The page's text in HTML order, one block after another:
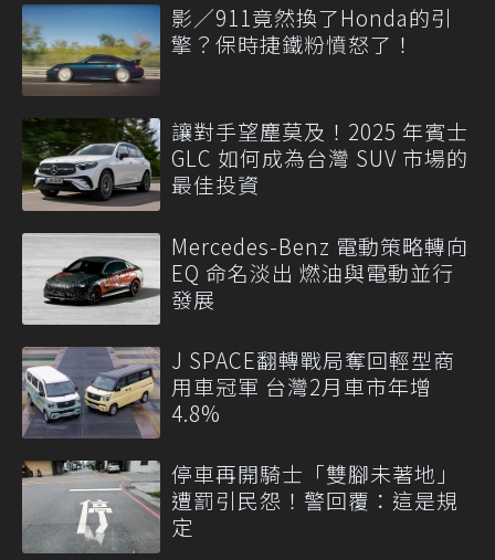
影／911竟然換了Honda的引
擎？保時捷鐵粉憤怒了！
讓對手望塵莫及！2025 年賓士
GLC 如何成為台灣 SUV 市場的
最佳投資
Mercedes-Benz 電動策略轉向
EQ 命名淡出 燃油與電動並行
發展
J SPACE翻轉戰局奪回輕型商
用車冠軍 台灣2月車市年增
4.8%
停車再開騎士「雙腳未著地」
遭罰引民怨！警回覆：這是規
定